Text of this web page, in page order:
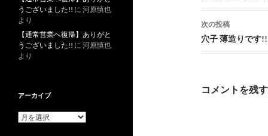
ナ
ビ
ゲ
次の投稿
穴子 薄造りです!!
コメントを残す
うございました!! に 河原慎也
より
【通常営業へ復帰】ありがと
うございました!! に 河原慎也
より
アーカイブ
ア